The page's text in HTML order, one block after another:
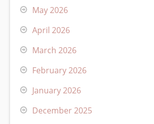
May 2026
April 2026
March 2026
February 2026
January 2026
December 2025